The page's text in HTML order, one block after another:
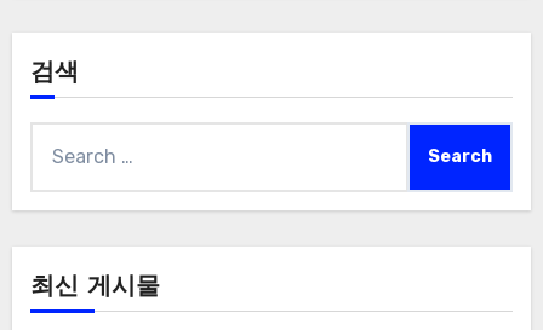
검색
for:
최신 게시물